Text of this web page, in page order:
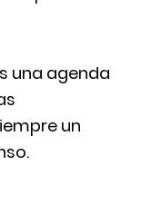
una agenda
un